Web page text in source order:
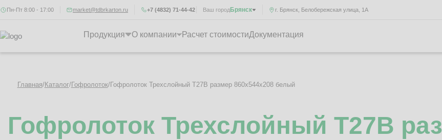
г. Брянск, Белобережская улица, 1А
Пн-Пт 8:00 - 17:00 market@tdbrkarton.ru Ваш городБрянск
+7 (4832) 71-44-42
Продукция О компании Расчет стоимостиДокументация
Главная/Каталог/Гофролоток/Гофролоток Трехслойный Т27B размер 860x544x208 белый
Гофролоток Трехслойный Т27B